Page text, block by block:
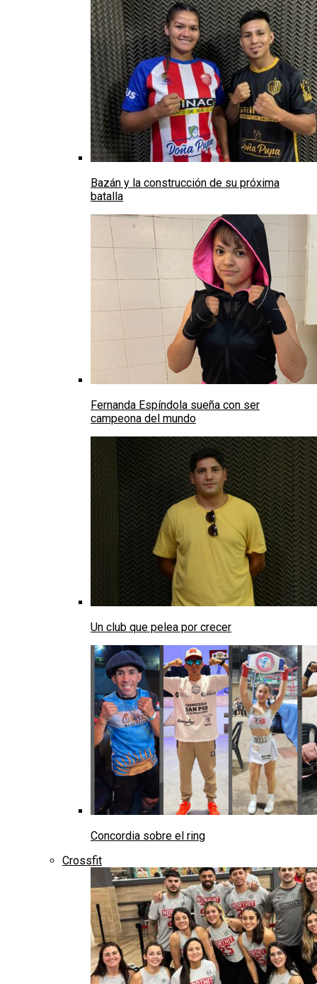
Bazán y la construcción de su próxima
batalla
Fernanda Espíndola sueña con ser
campeona del mundo
Un club que pelea por crecer
Concordia sobre el ring
Crossfit